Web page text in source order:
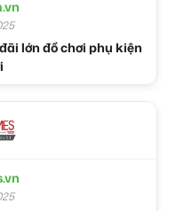
lớn đồ chơi phụ kiện